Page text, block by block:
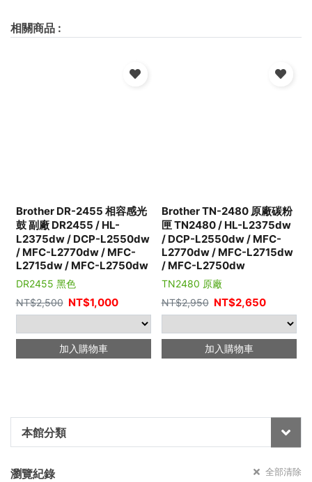
本館分類
瀏覽紀錄 全部清除
相關商品 :
Brother DR-2455 相容感光
鼓 副廠 DR2455 / HL-
L2375dw / DCP-L2550dw
/ MFC-L2770dw / MFC-
L2715dw / MFC-L2750dw
DR2455 黑色
NT$2,500 NT$1,000
加入購物車
Brother TN-2480 原廠碳粉
匣 TN2480 / HL-L2375dw
/ DCP-L2550dw / MFC-
L2770dw / MFC-L2715dw
/ MFC-L2750dw
TN2480 原廠
NT$2,950 NT$2,650
加入購物車